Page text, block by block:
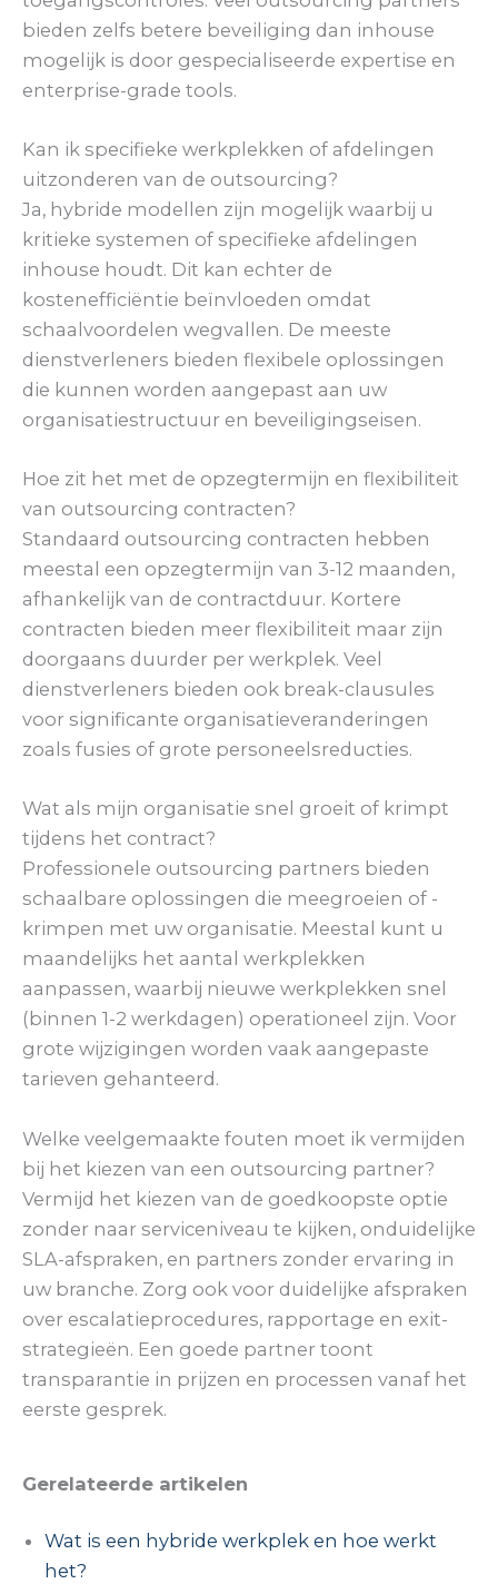
bieden zelfs betere beveiliging dan inhouse
mogelijk is door gespecialiseerde expertise en
enterprise-grade tools.
Kan ik specifieke werkplekken of afdelingen
uitzonderen van de outsourcing?
Ja, hybride modellen zijn mogelijk waarbij u
kritieke systemen of specifieke afdelingen
inhouse houdt. Dit kan echter de
kostenefficiëntie beïnvloeden omdat
schaalvoordelen wegvallen. De meeste
dienstverleners bieden flexibele oplossingen
die kunnen worden aangepast aan uw
organisatiestructuur en beveiligingseisen.
Hoe zit het met de opzegtermijn en flexibiliteit
van outsourcing contracten?
Standaard outsourcing contracten hebben
meestal een opzegtermijn van 3-12 maanden,
afhankelijk van de contractduur. Kortere
contracten bieden meer flexibiliteit maar zijn
doorgaans duurder per werkplek. Veel
dienstverleners bieden ook break-clausules
voor significante organisatieveranderingen
zoals fusies of grote personeelsreducties.
Wat als mijn organisatie snel groeit of krimpt
tijdens het contract?
Professionele outsourcing partners bieden
schaalbare oplossingen die meegroeien of -
krimpen met uw organisatie. Meestal kunt u
maandelijks het aantal werkplekken
aanpassen, waarbij nieuwe werkplekken snel
(binnen 1-2 werkdagen) operationeel zijn. Voor
grote wijzigingen worden vaak aangepaste
tarieven gehanteerd.
Welke veelgemaakte fouten moet ik vermijden
bij het kiezen van een outsourcing partner?
Vermijd het kiezen van de goedkoopste optie
zonder naar serviceniveau te kijken, onduidelijke
SLA-afspraken, en partners zonder ervaring in
uw branche. Zorg ook voor duidelijke afspraken
over escalatieprocedures, rapportage en exit-
strategieën. Een goede partner toont
transparantie in prijzen en processen vanaf het
eerste gesprek.
Gerelateerde artikelen
Wat is een hybride werkplek en hoe werkt
het?